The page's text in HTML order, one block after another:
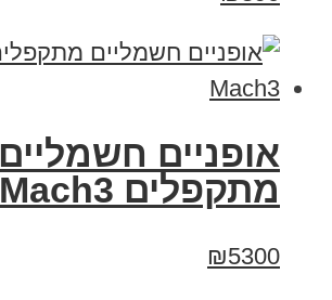
‏אופניים חשמליים
‏מתקפלים Stark Mach3
₪5300